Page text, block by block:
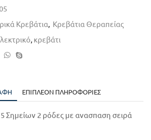
Κρεβάτια, Κρεβάτια Θεραπείας
, κρεβάτι
ΕΠΙΠΛΈΟΝ ΠΛΗΡΟΦΟΡΊΕΣ
Σημείων 2 ρόδες με ανασπαση σειρά